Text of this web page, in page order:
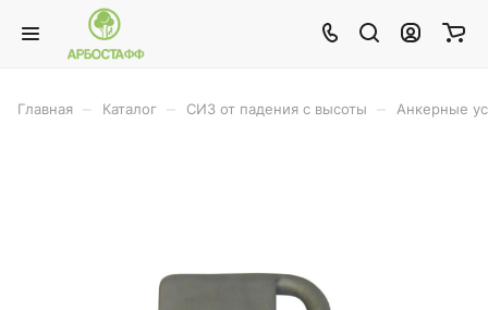
Главная Каталог СИЗ от падения с высоты Анкерные